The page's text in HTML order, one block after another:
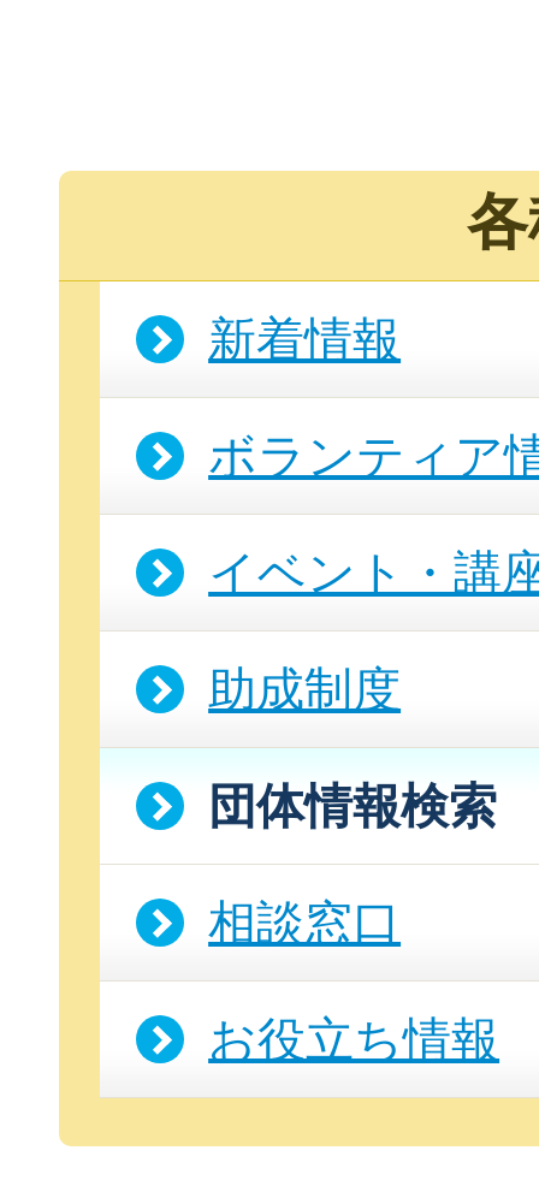
新着情報
ボランティア
イベント・講
助成制度
団体情報検索
相談窓口
お役立ち情報